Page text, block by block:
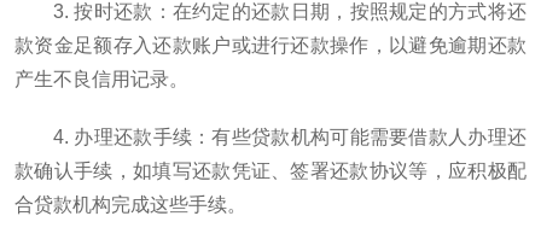
3. 按时还款：在约定的还款日期，按照规定的方式将还
款资金足额存入还款账户或进行还款操作，以避免逾期还款
产生不良信用记录。
4. 办理还款手续：有些贷款机构可能需要借款人办理还
款确认手续，如填写还款凭证、签署还款协议等，应积极配
合贷款机构完成这些手续。